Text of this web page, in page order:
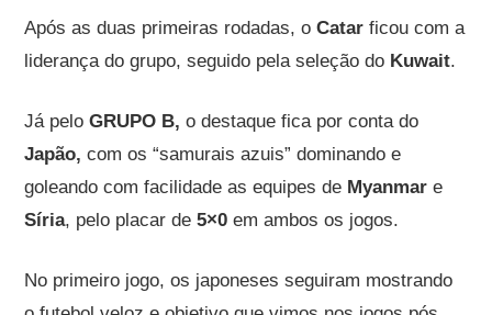
Após as duas primeiras rodadas, oCatarficou com a
liderança do grupo, seguido pela seleção do Kuwait.
Já peloGRUPO B,o destaque fica por conta do
Japão,com os “samurais azuis” dominando e
goleando com facilidade as equipes de Myanmare
Síria, pelo placar de5×0em ambos os jogos.
No primeiro jogo, os japoneses seguiram mostrando